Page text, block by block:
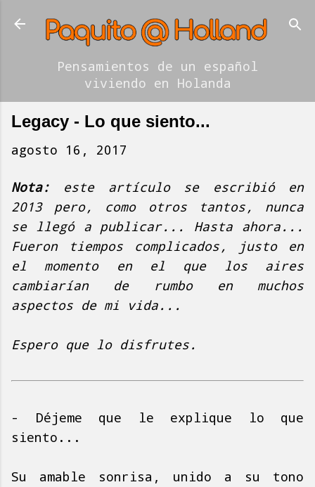
Ir al contenido principal
Pensamientos de un español
viviendo en Holanda
Legacy - Lo que siento...
agosto 16, 2017
Nota: este artículo se escribió en
2013 pero, como otros tantos, nunca
se llegó a publicar... Hasta ahora...
Fueron tiempos complicados, justo en
el momento en el que los aires
cambiarían de rumbo en muchos
aspectos de mi vida...
Espero que lo disfrutes.
- Déjeme que le explique lo que
siento...
Su amable sonrisa, unido a su tono